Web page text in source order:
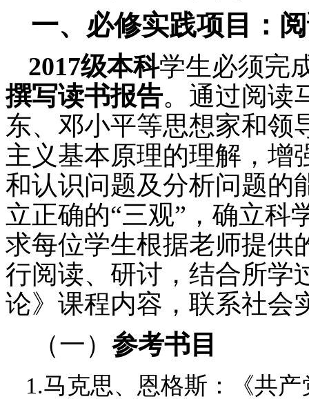
一、必修实践项目：
2017级本科学生必须完
撰写读书报告。通过阅读
东、邓小平等思想家和领
主义基本原理的理解，增
和认识问题及分析问题的
立正确的“三观”，确立科
求每位学生根据老师提供
行阅读、研讨，结合所学
论》课程内容，联系社会
（一） 参考书目
1.马克思、恩格斯：《共